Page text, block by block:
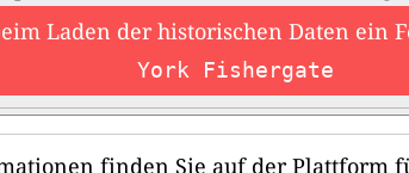
Laden der historischen Daten ein
York Fishergate
finden Sie auf der Plattform